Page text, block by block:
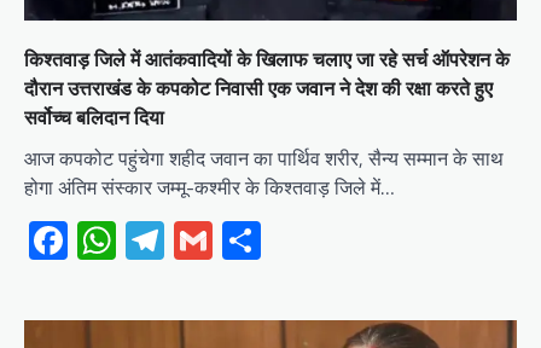
किश्तवाड़ जिले में आतंकवादियों के खिलाफ चलाए जा रहे सर्च ऑपरेशन के
दौरान उत्तराखंड के कपकोट निवासी एक जवान ने देश की रक्षा करते हुए
सर्वोच्च बलिदान दिया
आज कपकोट पहुंचेगा शहीद जवान का पार्थिव शरीर, सैन्य सम्मान के साथ
होगा अंतिम संस्कार जम्मू-कश्मीर के किश्तवाड़ जिले में…
Facebook
WhatsApp
Telegram
Gmail